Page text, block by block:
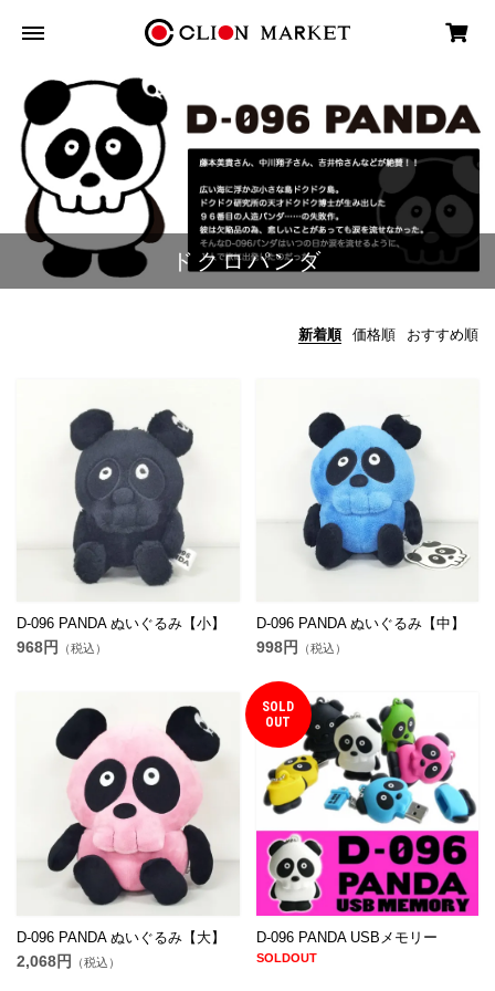
ドクロパンダ
新着順 価格順 おすすめ順
D-096 PANDA ぬいぐるみ【小】
968円 （税込）
D-096 PANDA ぬいぐるみ【中】
998円 （税込）
D-096 PANDA ぬいぐるみ【大】
2,068円 （税込）
SOLD
OUT
D-096 PANDA USBメモリー
SOLDOUT